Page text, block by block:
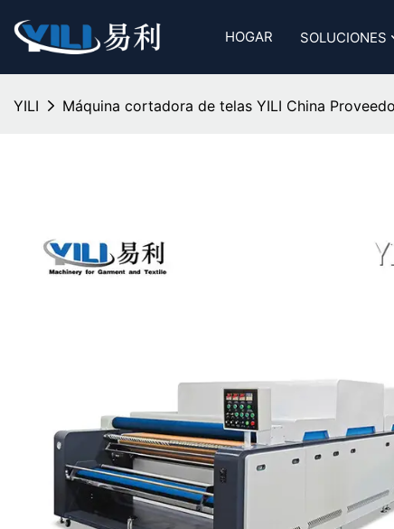
HOGAR SOLUCIONES
YILI Máquina cortadora de telas YILI China